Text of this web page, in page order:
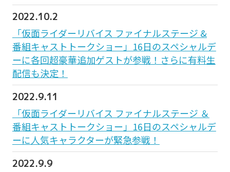
2022.10.2
「仮面ライダーリバイス ファイナルステージ &
番組キャストトークショー」16日のスペシャルデ
ーに各回超豪華追加ゲストが参戦！さらに有料生
配信も決定！
2022.9.11
「仮面ライダーリバイス ファイナルステージ ＆
番組キャストトークショー」16日のスペシャルデ
ーに人気キャラクターが緊急参戦！
2022.9.9